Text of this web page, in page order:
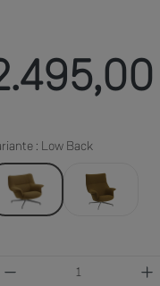
Variante : Low Back
Low Back Highback
Produkt Anzahl: